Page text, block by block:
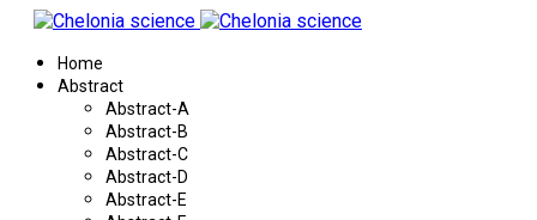
Home
Abstract
Abstract-A
Abstract-B
Abstract-C
Abstract-D
Abstract-E